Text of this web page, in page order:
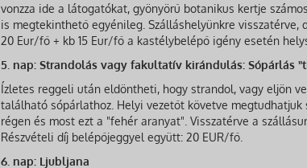
vonzza ide a látogatókat, gyönyörű botanikus kertje
is megtekinthető egyénileg. Szálláshelyünkre
20 Eur/fő + kb 15 Eur/fő a kastélybelépő igény esetén
5. nap: Strandolás vagy fakultatív kirándulás: Sópárlás
Ízletes reggeli után eldöntheti, hogy strandol, vagy eljön
található sópárlathoz. Helyi vezetőt követve
régen és most ezt a "fehér aranyat". Visszatérve a
Részvételi díj belépőjeggyel együtt: 20 EUR/fő.
6. nap: Ljubljana